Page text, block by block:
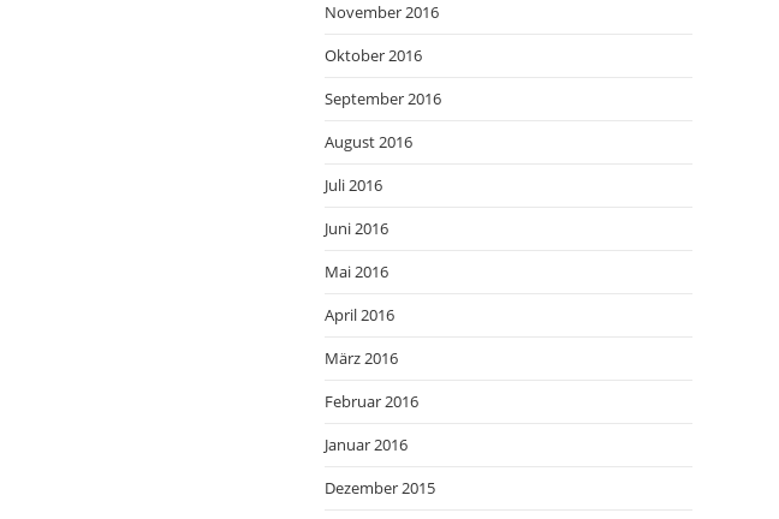
November 2016
Oktober 2016
September 2016
August 2016
Juli 2016
Juni 2016
Mai 2016
April 2016
März 2016
Februar 2016
Januar 2016
Dezember 2015